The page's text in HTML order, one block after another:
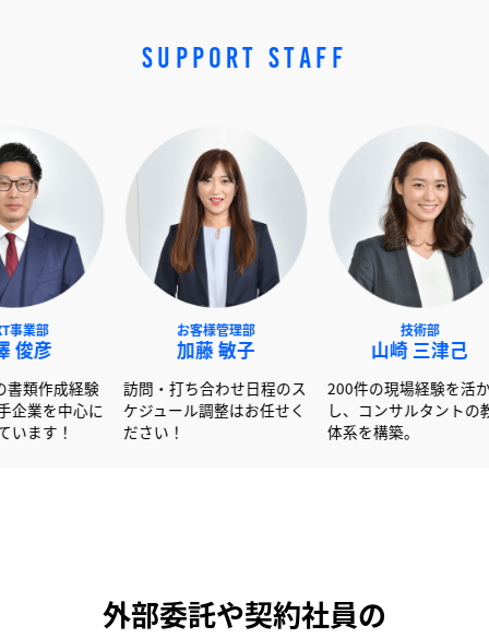
SUPPORT STAFF
山
200件の現
し、コン
訪問・打ち合わせ日程のス
ケジュール調整はお任せく
600社以上の書類作成経験
を活かし大手企業を中心に
サポートしています！
外部委託や契約社員の